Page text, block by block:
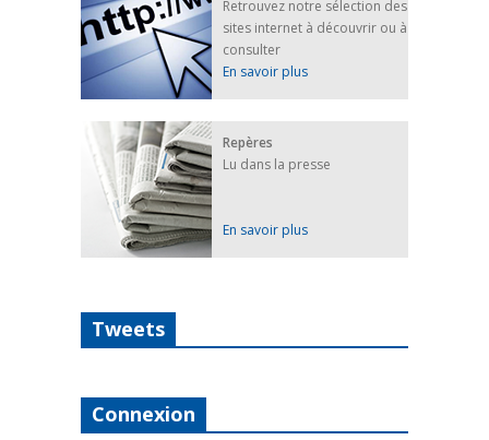
Retrouvez notre sélection des
sites internet à découvrir ou à
consulter
En savoir plus
Repères
Lu dans la presse
En savoir plus
Tweets
Connexion